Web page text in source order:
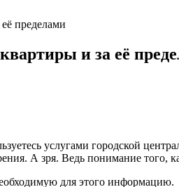
пределами
и за её
услугами городской
А зря. Ведь понимание того,
для этого информацию.